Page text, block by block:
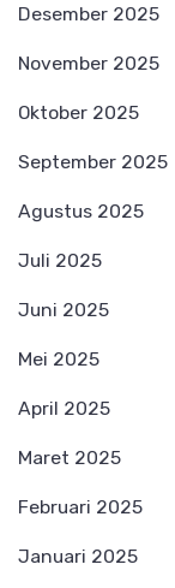
Desember 2025
November 2025
Oktober 2025
September 2025
Agustus 2025
Juli 2025
Juni 2025
Mei 2025
April 2025
Maret 2025
Februari 2025
Januari 2025